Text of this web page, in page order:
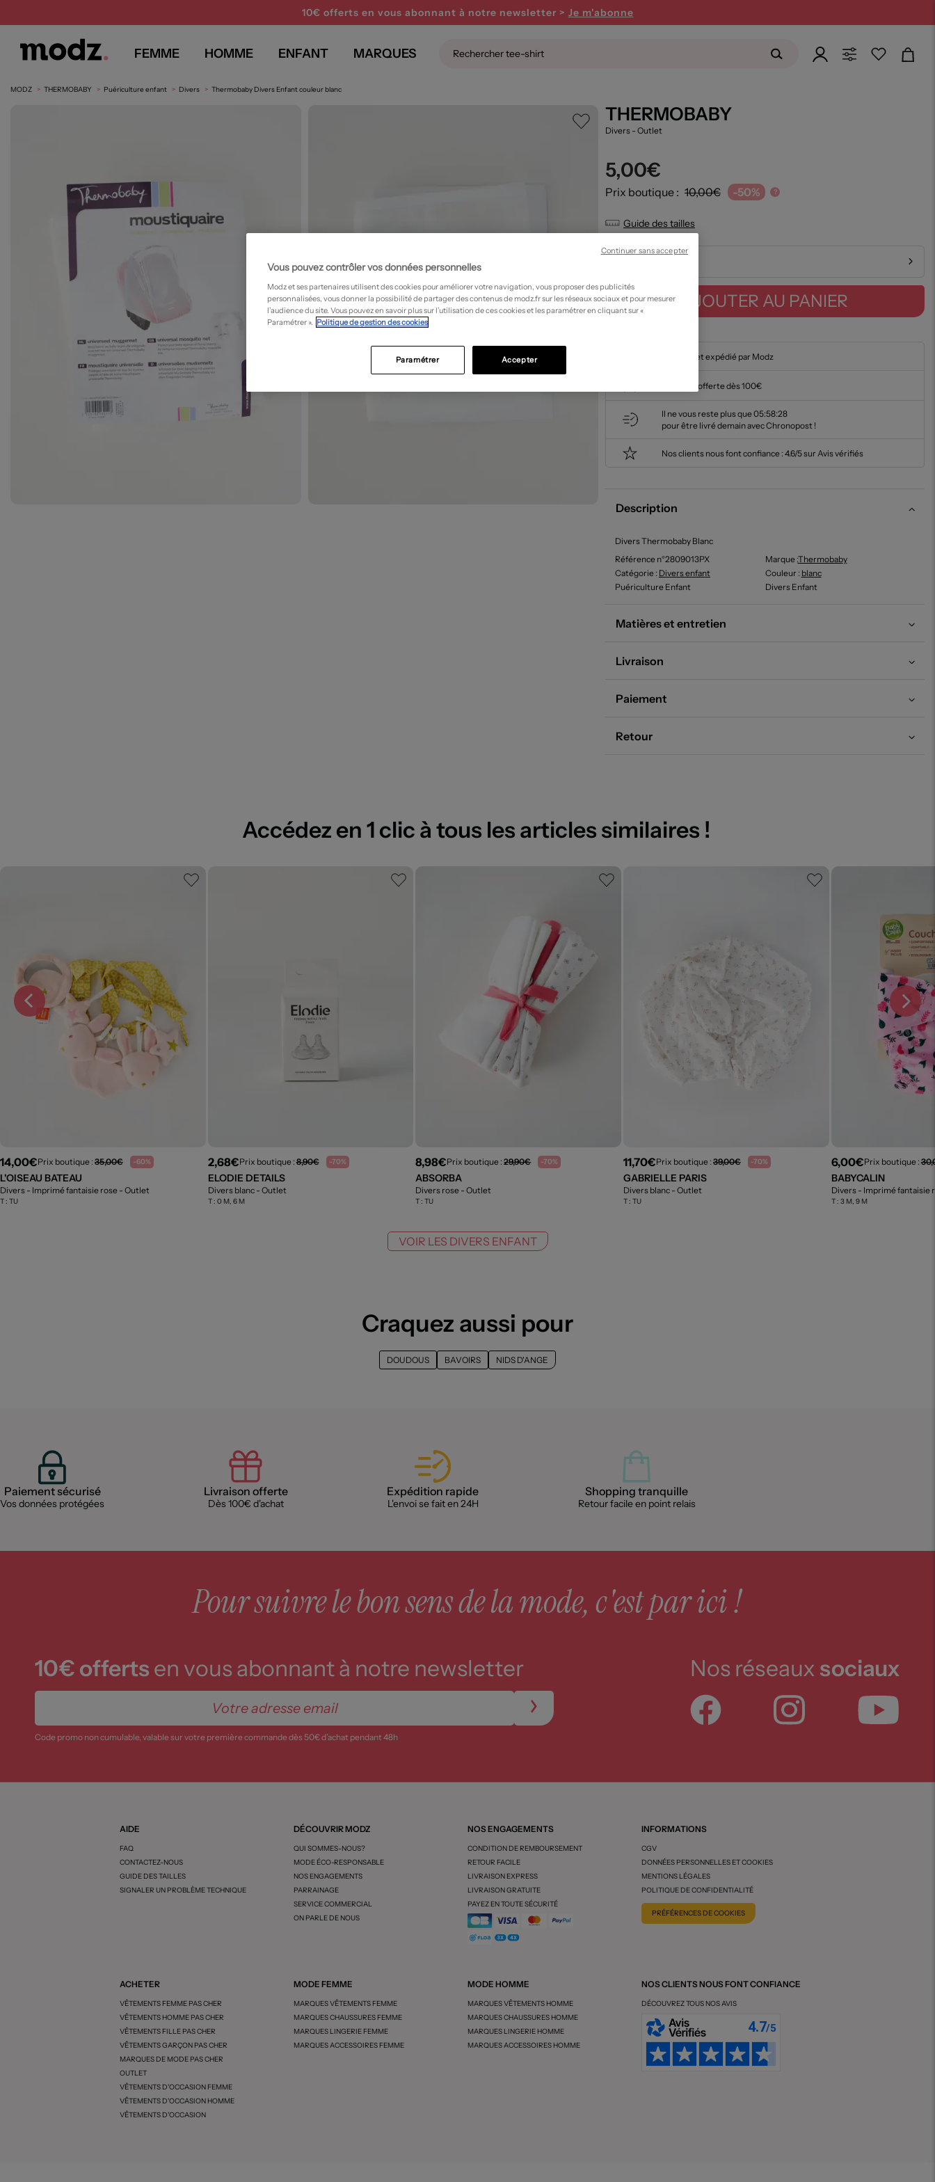
10€ offerts en vous abonnant à notre newsletter > Je m'abonne
FEMME HOMME ENFANT MARQUES
MODZ THERMOBABY Puériculture enfant Divers Thermobaby Divers Enfant couleur blanc
THERMOBABY
Divers - Outlet
5,00€
Prix boutique : 10,00€ -50% ?
Guide des tailles
AJOUTER AU PANIER
En stock et expédié par Modz
Livraison offerte dès 100€
Il ne vous reste plus que05:58:27
pour être livré demain avec Chronopost !
Nos clients nous font confiance : 4.6/5 sur Avis vérifiés
Description
Divers Thermobaby Blanc
Référence n°2809013PX
Marque :Thermobaby
Catégorie : Divers enfant Couleur : blanc
Puériculture Enfant
Divers Enfant
Matières et entretien
Livraison
Paiement
Retour
Accédez en 1 clic à tous les articles similaires !
14,00€Prix boutique : 35,00€ -60%
L'OISEAU BATEAU
Divers - Imprimé fantaisie rose - Outlet
T : TU
2,68€Prix boutique :8,90€ -70%
ELODIE DETAILS
Divers blanc - Outlet
T : 0 M, 6 M
8,98€Prix boutique :29,90€ -70%
ABSORBA
Divers rose - Outlet
T :TU
11,70€Prix boutique :39,00€ -70%
GABRIELLE PARIS
Divers blanc - Outlet
T :TU
6,00€Prix boutique :
BABYCALIN
Divers - Imprimé fantaisie
T : 3 M, 9 M
VOIR LES DIVERS ENFANT
Craquez aussi pour
DOUDOUS BAVOIRS NIDS D'ANGE
Paiement sécurisé
Vos données protégées
Livraison offerte
Dès 100€ d'achat
Expédition rapide
L'envoi se fait en 24H
Shopping tranquille
Retour facile en point relais
Pour suivre le bon sens de la mode, c'est par ici !
10€ offerts en vous abonnant à notre newsletter
Code promo non cumulable, valable sur votre première commande dès 50€ d’achat pendant 48h
Nos réseaux sociaux
AIDE
FAQ
CONTACTEZ-NOUS
GUIDE DES TAILLES
SIGNALER UN PROBLÈME TECHNIQUE
DÉCOUVRIR MODZ
QUI SOMMES-NOUS?
MODE ÉCO-RESPONSABLE
NOS ENGAGEMENTS
PARRAINAGE
SERVICE COMMERCIAL
ON PARLE DE NOUS
NOS ENGAGEMENTS
CONDITION DE REMBOURSEMENT
RETOUR FACILE
LIVRAISON EXPRESS
LIVRAISON GRATUITE
PAYEZ EN TOUTE SÉCURITÉ
INFORMATIONS
CGV
DONNÉES PERSONNELLES ET COOKIES
MENTIONS LÉGALES
POLITIQUE DE CONFIDENTIALITÉ
PRÉFÉRENCES DE COOKIES
ACHETER
VÊTEMENTS FEMME PAS CHER
VÊTEMENTS HOMME PAS CHER
VÊTEMENTS FILLE PAS CHER
VÊTEMENTS GARÇON PAS CHER
MARQUES DE MODE PAS CHER
OUTLET
VÊTEMENTS D'OCCASION FEMME
VÊTEMENTS D'OCCASION HOMME
VÊTEMENTS D'OCCASION
MODE FEMME
MARQUES VÊTEMENTS FEMME
MARQUES CHAUSSURES FEMME
MARQUES LINGERIE FEMME
MARQUES ACCESSOIRES FEMME
MODE HOMME
MARQUES VÊTEMENTS HOMME
MARQUES CHAUSSURES HOMME
MARQUES LINGERIE HOMME
MARQUES ACCESSOIRES HOMME
NOS CLIENTS NOUS FONT CONFIANCE
DÉCOUVREZ TOUS NOS AVIS
Vous pouvez contrôler vos données personnelles
Modz et ses partenaires utilisent des cookies pour améliorer votre navigation, vous proposer des publicités
personnalisées, vous donner la possibilité de partager des contenus de modz.fr sur les réseaux sociaux et pour mesurer
l’audience du site. Vous pouvez en savoir plus sur l’utilisation de ces cookies et les paramétrer en cliquant sur «
Paramétrer ». Politique de gestion des cookies
Accepter
Paramétrer
Continuer sans accepter